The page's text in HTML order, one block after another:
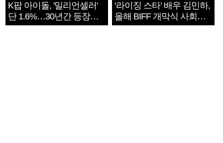
K팝 아이돌, '밀리언셀러'
단 1.6%…30년간 등장
1182개팀 전수조사
‘라이징 스타’ 배우 김민하,
올해 BIFF 개막식 사회자
확정